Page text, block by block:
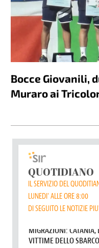
Bocce Giovanili,
Muraro ai